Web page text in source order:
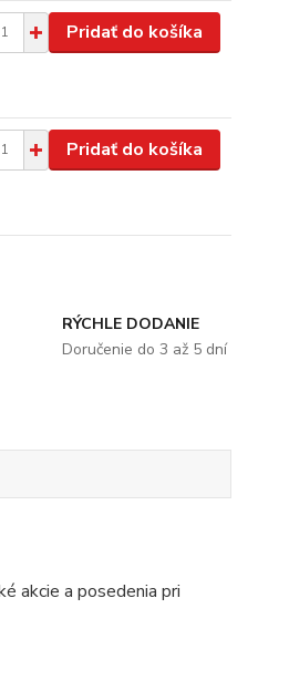
Pridať do košíka
Pridať do košíka
RÝCHLE DODANIE
Doručenie do 3 až 5 dní
akcie a posedenia pri